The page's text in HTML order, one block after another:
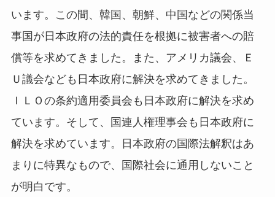
います。この間、韓国、朝鮮、中国などの関係当
事国が日本政府の法的責任を根拠に被害者への賠
償等を求めてきました。また、アメリカ議会、Ｅ
Ｕ議会なども日本政府に解決を求めてきました。
ＩＬＯの条約適用委員会も日本政府に解決を求め
ています。そして、国連人権理事会も日本政府に
解決を求めています。日本政府の国際法解釈はあ
まりに特異なもので、国際社会に通用しないこと
が明白です。